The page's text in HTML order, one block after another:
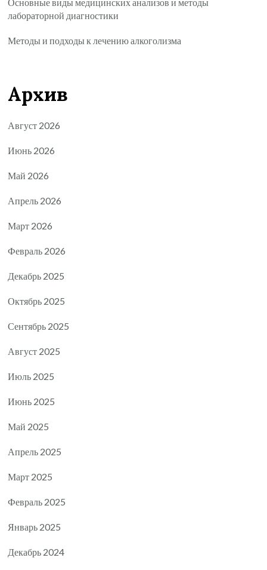
Основные виды медицинских анализов и методы
лабораторной диагностики
Методы и подходы к лечению алкоголизма
Архив
Август 2026
Июнь 2026
Май 2026
Апрель 2026
Март 2026
Февраль 2026
Декабрь 2025
Октябрь 2025
Сентябрь 2025
Август 2025
Июль 2025
Июнь 2025
Май 2025
Апрель 2025
Март 2025
Февраль 2025
Январь 2025
Декабрь 2024